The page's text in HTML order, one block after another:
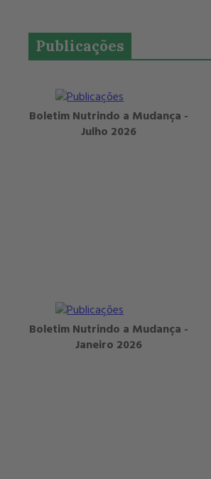
Publicações
Boletim Nutrindo a Mudança -
Julho 2026
Boletim Nutrindo a Mudança -
Janeiro 2026